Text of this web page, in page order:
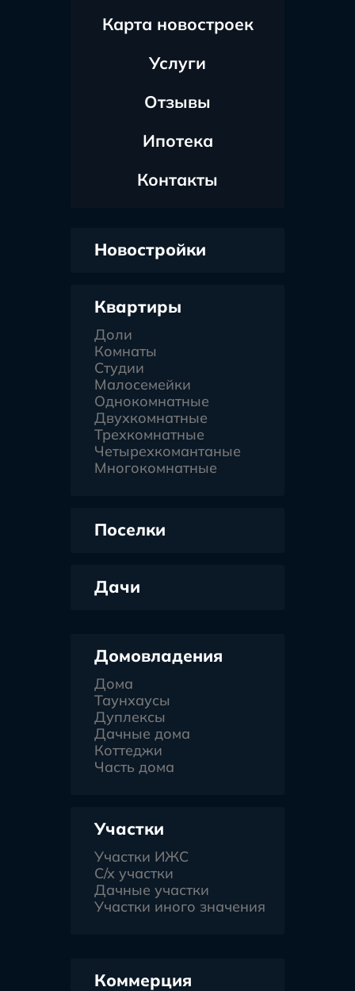
Карта новостроек
Услуги
Отзывы
Ипотека
Контакты
Новостройки
Квартиры
Доли
Комнаты
Студии
Малосемейки
Однокомнатные
Двухкомнатные
Трехкомнатные
Четырехкомантаные
Многокомнатные
Поселки
Дачи
Домовладения
Дома
Таунхаусы
Дуплексы
Дачные дома
Коттеджи
Часть дома
Участки
Участки ИЖС
С/х участки
Дачные участки
Участки иного значения
Коммерция